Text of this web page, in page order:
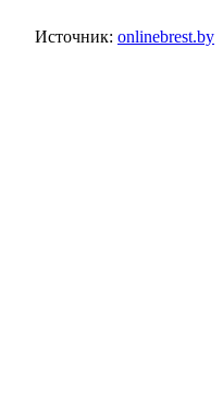
Источник: onlinebrest.by